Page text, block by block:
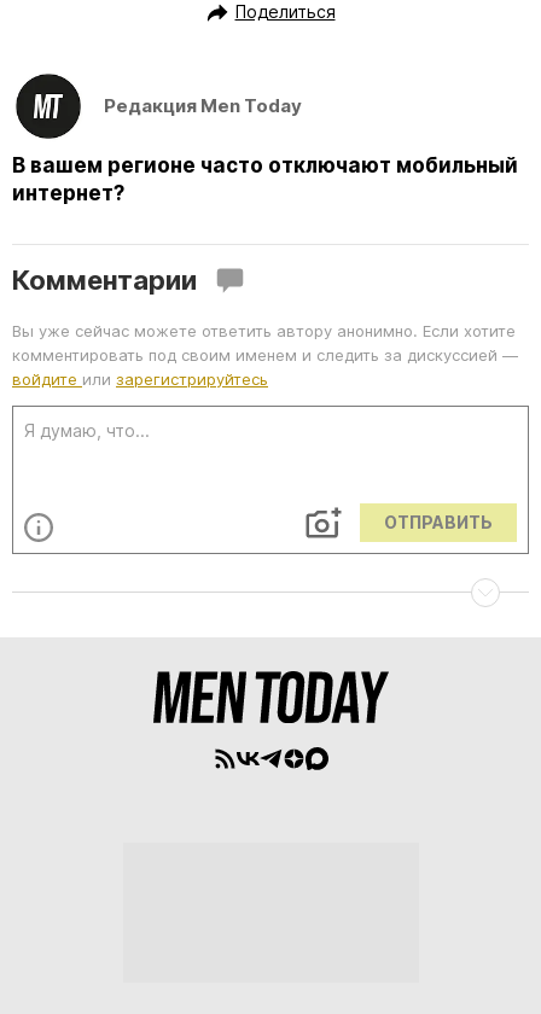
Поделиться
Редакция Men Today
В вашем регионе часто отключают мобильный
интернет?
Комментарии
Вы уже сейчас можете ответить автору анонимно. Если хотите
комментировать под своим именем и следить за дискуссией —
войдите или зарегистрируйтесь
ОТПРАВИТЬ